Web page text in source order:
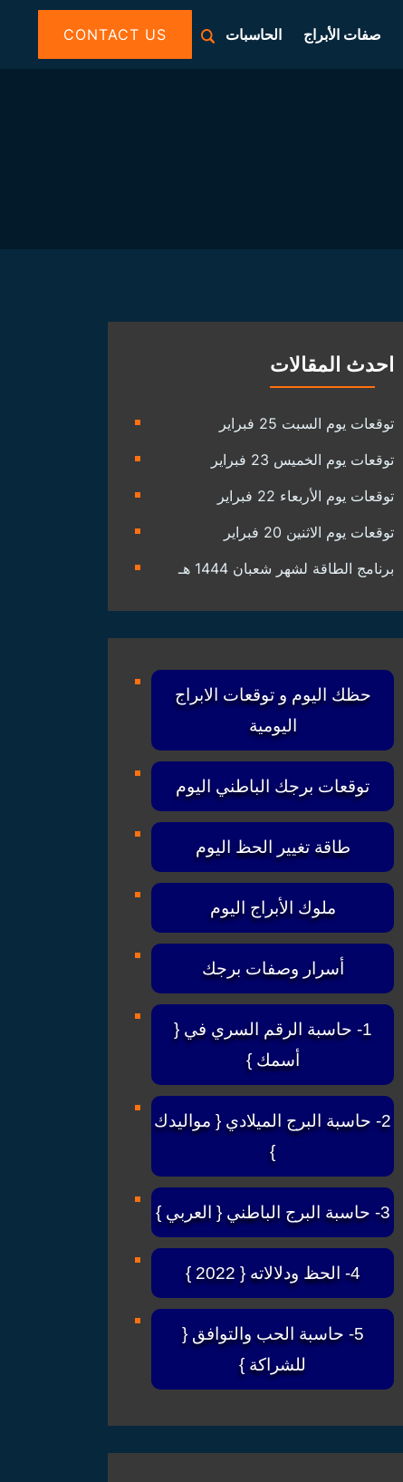
صفات الأبراج الحاسبات CONTACT US
احدث المقالات
توقعات يوم السبت 25 فبراير
توقعات يوم الخميس 23 فبراير
توقعات يوم الأربعاء 22 فبراير
توقعات يوم الاثنين 20 فبراير
برنامج الطاقة لشهر شعبان 1444 هـ
حظك اليوم و توقعات الابراج
اليومية
توقعات برجك الباطني اليوم
طاقة تغيير الحظ اليوم
ملوك الأبراج اليوم
أسرار وصفات برجك
1- حاسبة الرقم السري في {
أسمك }
2- حاسبة البرج الميلادي { مواليدك
}
3- حاسبة البرج الباطني { العربي }
4- الحظ ودلالاته { 2022 }
5- حاسبة الحب والتوافق {
للشراكة }